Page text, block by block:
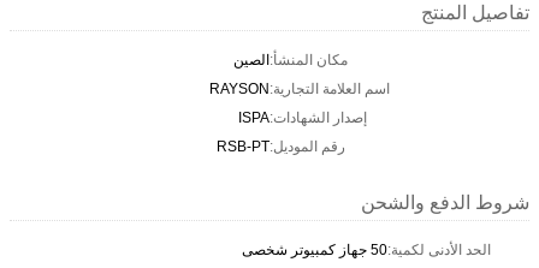
تفاصيل المنتج
مكان المنشأ:الصين
اسم العلامة التجارية:RAYSON
إصدار الشهادات:ISPA
رقم الموديل:RSB-PT
شروط الدفع والشحن
الحد الأدنى لكمية:50 جهاز كمبيوتر شخصى